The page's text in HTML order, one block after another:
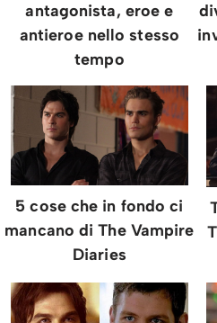
antagonista, eroe e
antieroe nello stesso
tempo
5 cose che in fondo ci
mancano di The Vampire
Diaries